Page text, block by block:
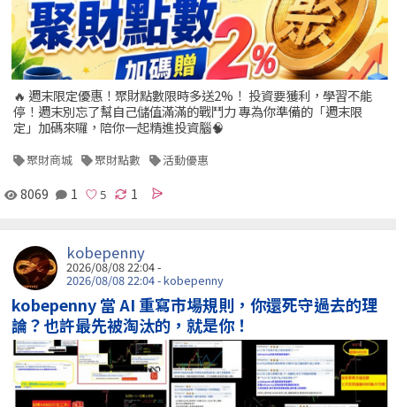
🔥 週末限定優惠！聚財點數限時多送2%！ 投資要獲利，學習不能
停！週末別忘了幫自己儲值滿滿的戰鬥力 專為你準備的「週末限
定」加碼來囉，陪你一起精進投資腦🧠
聚財商城 聚財點數 活動優惠
8069 1 1
kobepenny
2026/08/08 22:04 -
2026/08/08 22:04 - kobepenny
kobepenny 當 AI 重寫市場規則，你還死守過去的理
論？也許最先被淘汰的，就是你！